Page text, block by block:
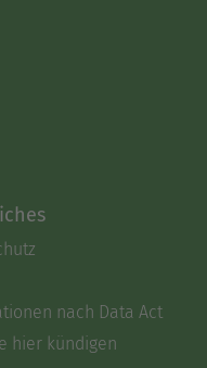
nach Data Act
hier kündigen